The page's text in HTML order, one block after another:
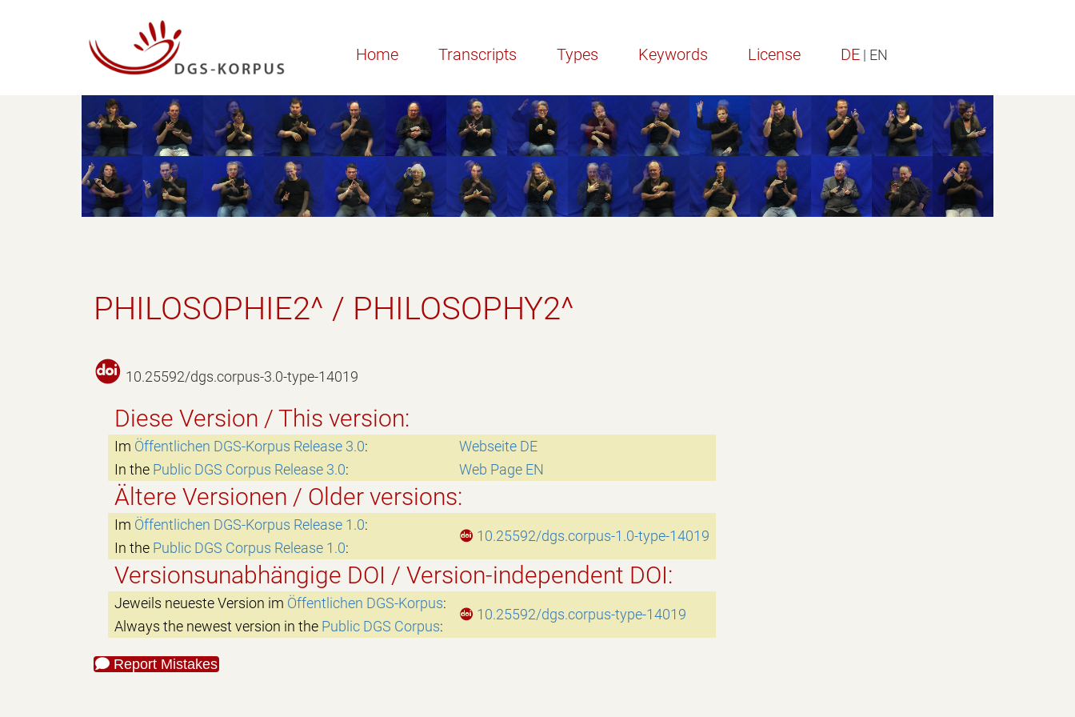
Home Transcripts Types Keywords License DE| EN
PHILOSOPHIE2^ / PHILOSOPHY2^
10.25592/dgs.corpus-3.0-type-14019
Diese Version / This version:
Im Öffentlichen DGS-Korpus Release 3.0:
In the Public DGS Corpus Release 3.0:
Webseite DE
Web Page EN
Ältere Versionen / Older versions:
Im Öffentlichen DGS-Korpus Release 1.0:
In the Public DGS Corpus Release 1.0:
10.25592/dgs.corpus-1.0-type-14019
Versionsunabhängige DOI / Version-independent DOI:
Jeweils neueste Version im Öffentlichen DGS-Korpus:
Always the newest version in the Public DGS Corpus:
10.25592/dgs.corpus-type-14019
Report Mistakes